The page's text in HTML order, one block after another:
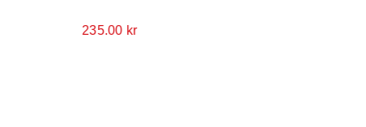
235.00 kr